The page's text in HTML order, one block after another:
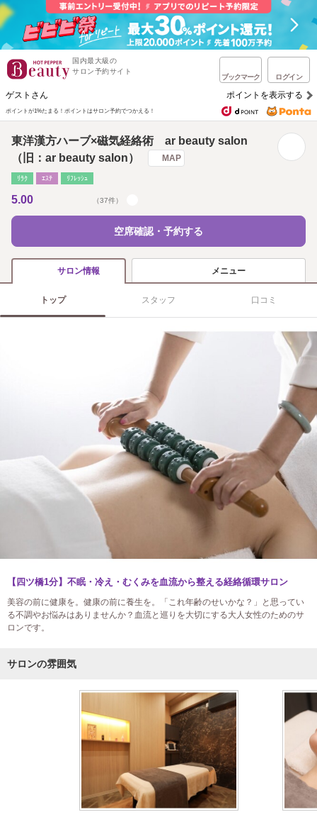
国内最大級の
サロン予約サイト
ブックマーク ログイン
ゲストさん ポイントを表示する
ポイントが1%たまる！ ポイントはサロン予約でつかえる！
東洋漢方ハーブ×磁気経絡術 ar beauty salon
（旧：ar beauty salon）
MAP
ﾘﾗｸ ｴｽﾃ ﾘﾌﾚｯｼｭ
5.00 （37件）
空席確認・予約する
サロン情報 メニュー
トップ スタッフ 口コミ
【四ツ橋1分】不眠・冷え・むくみを血流から整える経絡循環サロン
美容の前に健康を。健康の前に養生を。「これ年齢のせいかな？」と思ってい
る不調やお悩みはありませんか？血流と巡りを大切にする大人女性のためのサ
ロンです。
サロンの雰囲気